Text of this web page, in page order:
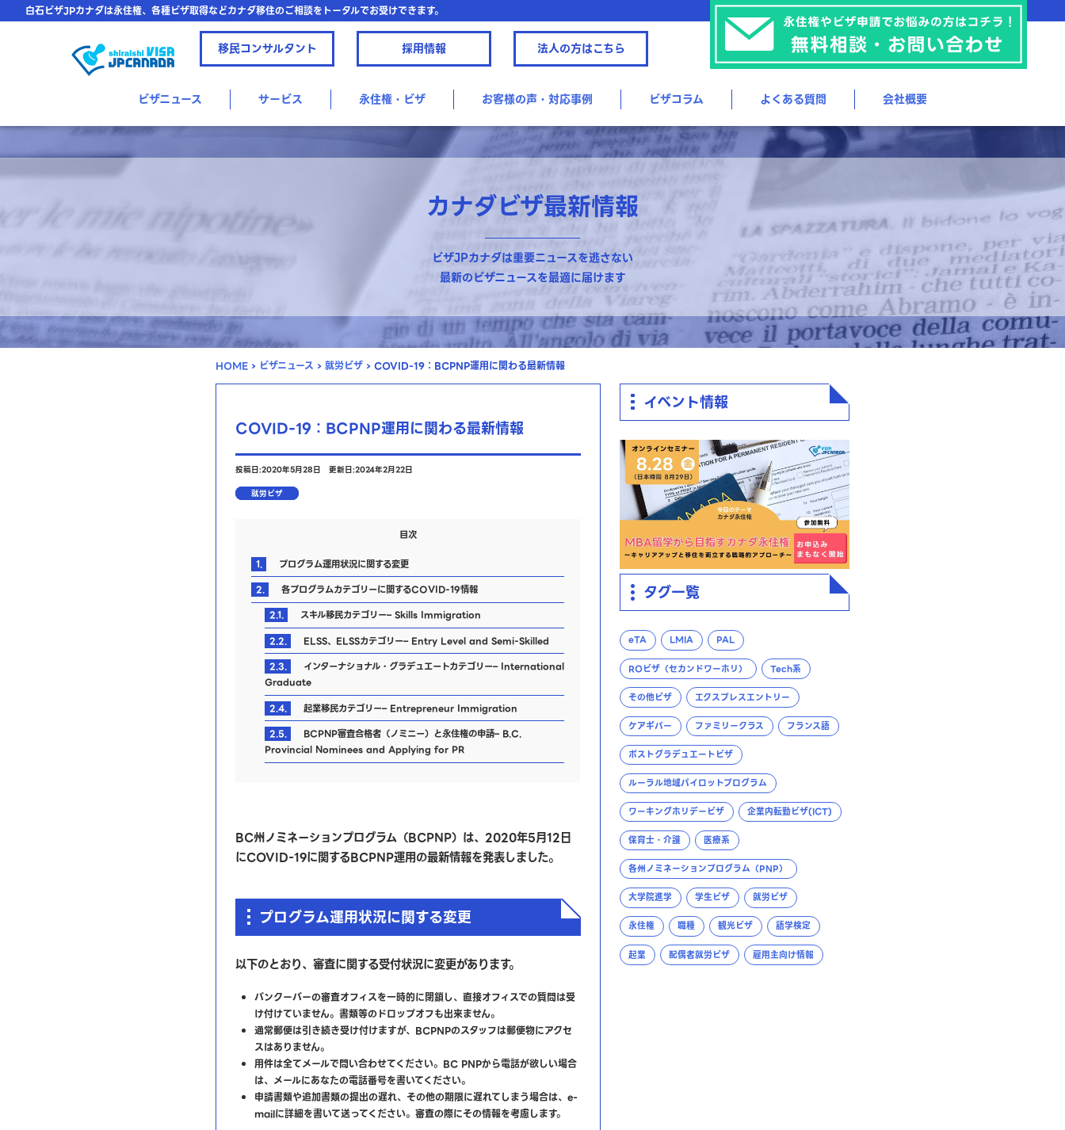
白石ビザJPカナダは永住権、各種ビザ取得などカナダ移住のご相談をトータルでお受けできます。
移民コンサルタント 採用情報 法人の方はこちら
ビザニュース サービス 永住権・ビザ お客様の声・対応事例 ビザコラム よくある質問 会社概要
カナダビザ最新情報
ビザJPカナダは重要ニュースを逃さない
最新のビザニュースを最適に届けます
HOME › ビザニュース › 就労ビザ › COVID-19：BCPNP運用に関わる最新情報
COVID-19：BCPNP運用に関わる最新情報
投稿日:2020年5月28日
更新日:2024年2月22日
就労ビザ
目次
1.
プログラム運用状況に関する変更
2.
各プログラムカテゴリーに関するCOVID-19情報
2.1.
スキル移民カテゴリー– Skills Immigration
2.2.
ELSS、ELSSカテゴリー– Entry Level and Semi-Skilled
2.3.
インターナショナル・グラデュエートカテゴリー– International
Graduate
2.4.
起業移民カテゴリー– Entrepreneur Immigration
2.5.
BCPNP審査合格者（ノミニー）と永住権の申請– B.C.
Provincial Nominees and Applying for PR
BC州ノミネーションプログラム（BCPNP）は、 2020年5月12日
にCOVID-19に関するBCPNP運用の最新情報を発表しました。
プログラム運用状況に関する変更
以下のとおり、審査に関する受付状況に変更があります。
バンクーバーの審査オフィスを一時的に閉鎖し、直接オフィスでの質問は受
け付けていません。書類等のドロップオフも出来ません。
通常郵便は引き続き受け付けますが、BCPNPのスタッフは郵便物にアクセ
スはありません。
用件は全てメールで問い合わせてください。BC PNPから電話が欲しい場合
は、メールにあなたの電話番号を書いてください。
申請書類や追加書類の提出の遅れ、その他の期限に遅れてしまう場合は、e-
mailに詳細を書いて送ってください。審査の際にその情報を考慮します。
イベント情報
タグ一覧
eTA LMIA PAL
ROビザ（セカンドワーホリ） Tech系
その他ビザ エクスプレスエントリー
ケアギバー ファミリークラス フランス語
ポストグラデュエートビザ
ルーラル地域パイロットプログラム
ワーキングホリデービザ 企業内転勤ビザ(ICT)
保育士・介護 医療系
各州ノミネーションプログラム（PNP）
大学院進学 学生ビザ 就労ビザ
永住権 職種 観光ビザ 語学検定
起業 配偶者就労ビザ 雇用主向け情報